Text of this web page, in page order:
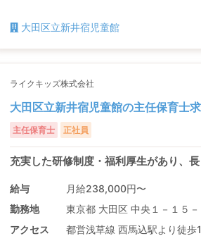
大田区立新井宿児童館
ライクキッズ株式会社
大田区立新井宿児童館の主任保育士求
主任保育士 正社員
充実した研修制度・福利厚生があり、
給与
月給238,000円〜
勤務地
東京都 大田区 中央１－１５－
アクセス
都営浅草線 西馬込駅より徒歩